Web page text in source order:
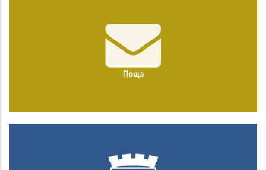
Поща